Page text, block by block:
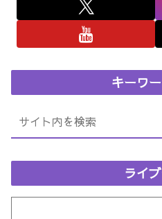
キーワ
ライ